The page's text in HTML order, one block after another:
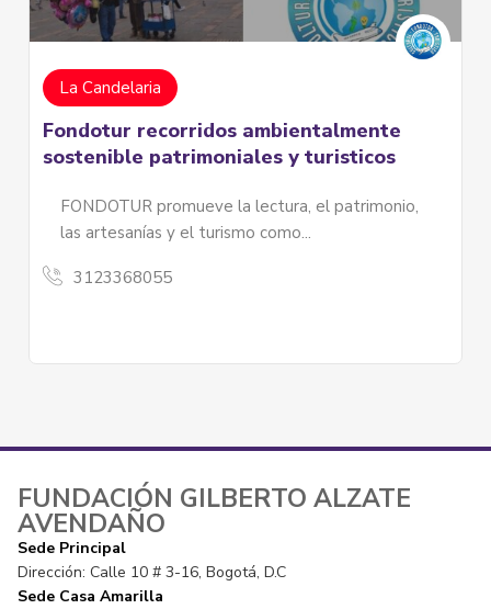
La Candelaria
Fondotur recorridos ambientalmente
sostenible patrimoniales y turisticos
FONDOTUR promueve la lectura, el patrimonio,
las artesanías y el turismo como...
3123368055
FUNDACIÓN GILBERTO ALZATE
AVENDAÑO
Sede Principal
Dirección: Calle 10 # 3-16, Bogotá, D.C
Sede Casa Amarilla